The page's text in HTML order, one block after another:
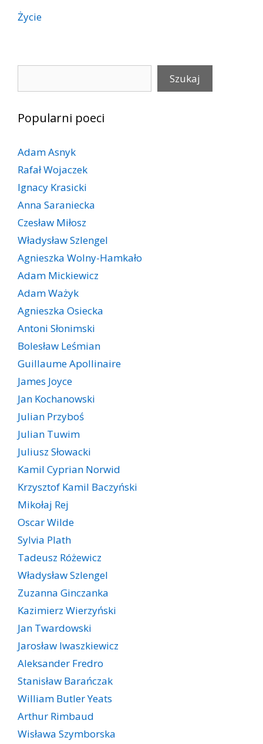
Życie
Szukaj
Popularni poeci
Adam Asnyk
Rafał Wojaczek
Ignacy Krasicki
Anna Saraniecka
Czesław Miłosz
Władysław Szlengel
Agnieszka Wolny-Hamkało
Adam Mickiewicz
Adam Ważyk
Agnieszka Osiecka
Antoni Słonimski
Bolesław Leśmian
Guillaume Apollinaire
James Joyce
Jan Kochanowski
Julian Przyboś
Julian Tuwim
Juliusz Słowacki
Kamil Cyprian Norwid
Krzysztof Kamil Baczyński
Mikołaj Rej
Oscar Wilde
Sylvia Plath
Tadeusz Różewicz
Władysław Szlengel
Zuzanna Ginczanka
Kazimierz Wierzyński
Jan Twardowski
Jarosław Iwaszkiewicz
Aleksander Fredro
Stanisław Barańczak
William Butler Yeats
Arthur Rimbaud
Wisława Szymborska